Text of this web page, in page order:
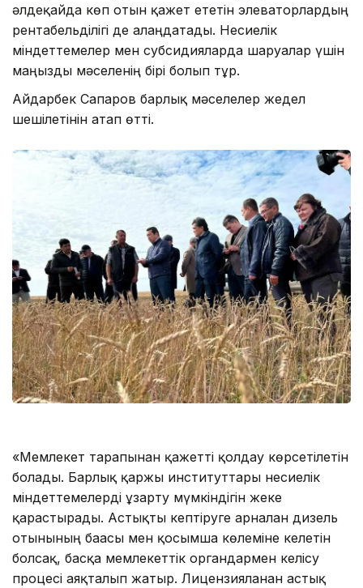
әлдеқайда көп отын қажет ететін элеваторлардың
рентабельділігі де алаңдатады. Несиелік
міндеттемелер мен субсидияларда шаруалар үшін
маңызды мәселенің бірі болып тұр.
Айдарбек Сапаров барлық мәселелер жедел
шешілетінін атап өтті.
«Мемлекет тарапынан қажетті қолдау көрсетілетін
болады. Барлық қаржы институттары несиелік
міндеттемелерді ұзарту мүмкіндігін жеке
қарастырады. Астықты кептіруге арналған дизель
отынының бағасы мен қосымша көлеміне келетін
болсақ, басқа мемлекеттік органдармен келісу
процесі аяқталып жатыр. Лицензияланған астық